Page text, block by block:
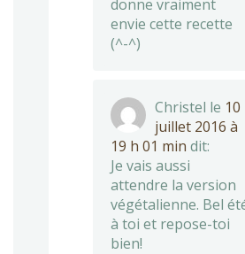
donne vraiment
envie cette recette
(^-^)
Christel le 10
juillet 2016 à
19 h 01 min dit:
Je vais aussi
attendre la version
végétalienne. Bel
à toi et repose-toi
bien!